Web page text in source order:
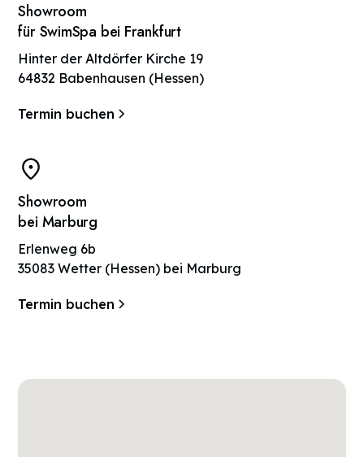
Showroom
für SwimSpa bei Frankfurt
Hinter der Altdörfer Kirche 19
64832 Babenhausen (Hessen)
Termin buchen
Showroom
bei Marburg
Erlenweg 6b
35083 Wetter (Hessen) bei Marburg
Termin buchen